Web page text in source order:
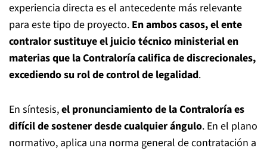
experiencia directa es el antecedente más relevante
para este tipo de proyecto. En ambos casos, el ente
contralor sustituye el juicio técnico ministerial en
materias que la Contraloría califica de discrecionales,
excediendo su rol de control de legalidad.
En síntesis,el pronunciamiento de la Contraloría es
difícil de sostener desde cualquier ángulo. En el plano
normativo, aplica una norma general de contratación a